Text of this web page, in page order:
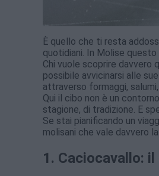
È quello che ti resta
quotidiani. In Molise
Chi vuole scoprire davvero
possibile avvicinarsi alle
attraverso formaggi,
Qui il cibo non è un
stagione, di tradizione. E
Se stai pianificando un
molisani che vale davvero
1. Caciocavallo: